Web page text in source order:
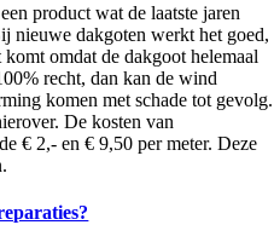
product wat de laatste jaren
nieuwe dakgoten werkt het goed,
omdat de dakgoot helemaal
recht, dan kan de wind
komen met schade tot gevolg.
De kosten van
€ 2,- en € 9,50 per meter. Deze